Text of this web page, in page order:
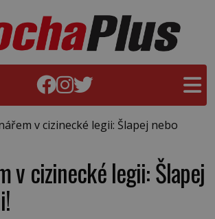
v cizinecké legii: Šlapej nebo
v cizinecké legii: Šlapej